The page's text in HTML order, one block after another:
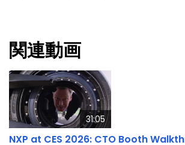
関連動画
31:05
NXP at CES 2026: CTO Booth